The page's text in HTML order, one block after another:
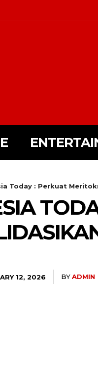
Today : Perkuat
12, 2026 BYADMIN